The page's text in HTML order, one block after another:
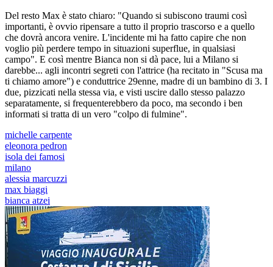
Del resto Max è stato chiaro: "Quando si subiscono traumi così
importanti, è ovvio ripensare a tutto il proprio trascorso e a quello
che dovrà ancora venire. L'incidente mi ha fatto capire che non
voglio più perdere tempo in situazioni superflue, in qualsiasi
campo". E così mentre Bianca non si dà pace, lui a Milano si
darebbe... agli incontri segreti con l'attrice (ha recitato in "Scusa ma
ti chiamo amore") e conduttrice 29enne, madre di un bambino di 3. I
due, pizzicati nella stessa via, e visti uscire dallo stesso palazzo
separatamente, si frequenterebbero da poco, ma secondo i ben
informati si tratta di un vero "colpo di fulmine".
michelle carpente
eleonora pedron
isola dei famosi
milano
alessia marcuzzi
max biaggi
bianca atzei